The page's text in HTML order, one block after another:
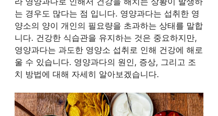
는 경우도 많다는 점 입니다. 영양과다는 섭취한 영
양소의 양이 개인의 필요량을 초과하는 상태를 말합
니다. 건강한 식습관을 유지하는 것은 중요하지만,
영양과다는 과도한 영양소 섭취로 인해 건강에 해로
울 수 있습니다. 영양과다의 원인, 증상, 그리고 조
치 방법에 대해 자세히 알아보겠습니다.